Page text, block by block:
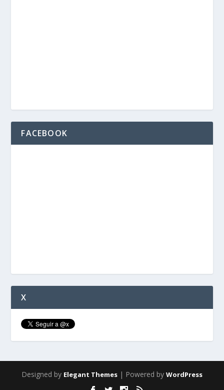
FACEBOOK
X
Designed by Elegant Themes | Powered by WordPress